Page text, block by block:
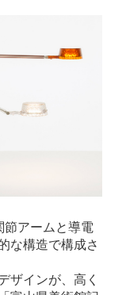
アームと導電
な構造で構成さ
ザインが、高く